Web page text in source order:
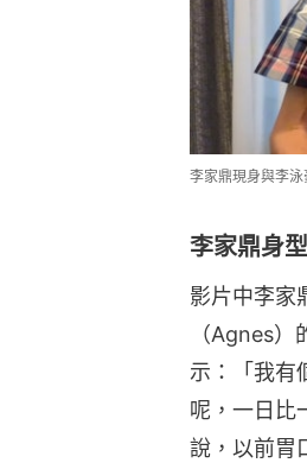
李家鼎現身與李
李家鼎身
影片中李家
（Agnes
示：「我有
呢，一日比
說，以前胃